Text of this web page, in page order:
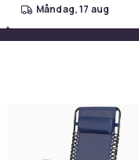
måndag, 17 aug